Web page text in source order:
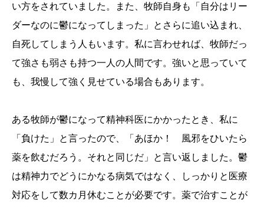
い方をされていました。また、牧師自身も「自分はリー
ダーなのに鬱になってしまった」とさらに追い込まれ、
自死してしまう人もいます。私に言わせれば、牧師だっ
て強さも弱さも持つ一人の人間です。強いと思っていて
も、我慢して強く見せている場合もあります。
ある牧師が鬱になって精神科医にかかったとき、私に
「負けた」と言ったので、「あほか！ 風邪をひいたら
薬を飲むだろう。それと同じだ」と言い返しました。鬱
は精神力でどうにかなる病気ではなく、しっかりと医療
対応をして数カ月休むことが必要です。薬で治すことが